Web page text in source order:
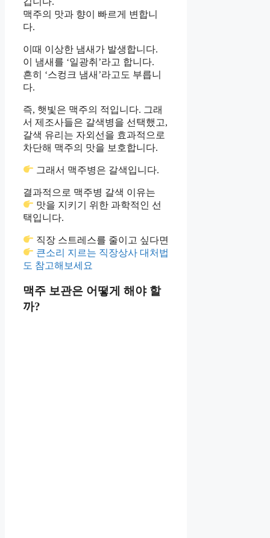
맥주의 맛과 향이 빠르게 변합니
다.
이때 이상한 냄새가 발생합니다.
이 냄새를 ‘일광취’라고 합니다.
흔히 ‘스컹크 냄새’라고도 부릅니
다.
즉, 햇빛은 맥주의 적입니다. 그래
서 제조사들은 갈색병을 선택했고,
갈색 유리는 자외선을 효과적으로
차단해 맥주의 맛을 보호합니다.
그래서 맥주병은 갈색입니다.
결과적으로 맥주병 갈색 이유는
맛을 지키기 위한 과학적인 선
택입니다.
직장 스트레스를 줄이고 싶다면
큰소리 지르는 직장상사 대처법
도 참고해보세요
맥주 보관은 어떻게 해야 할
까?